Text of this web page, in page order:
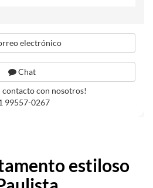
estiloso
electrónico
Chat
contacto con nosotros!
99557-0267